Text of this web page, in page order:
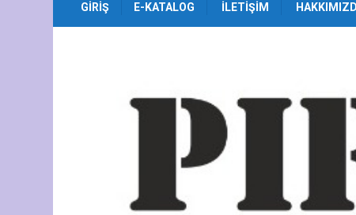
GIRIŞ E-KATALOG İLETIŞIM